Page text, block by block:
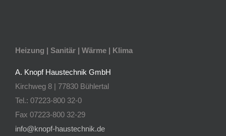
Heizung | Sanitär | Wärme | Klima
A. Knopf Haustechnik GmbH
Kirchweg 8 | 77830 Bühlertal
Tel.: 07223-800 32-0
Fax 07223-800 32-29
info@knopf-haustechnik.de